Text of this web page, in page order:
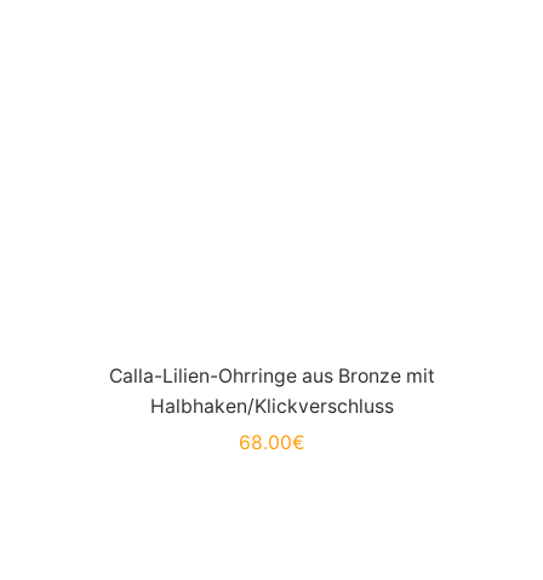
Calla-Lilien-Ohrringe aus Bronze mit
Halbhaken/Klickverschluss
68.00€